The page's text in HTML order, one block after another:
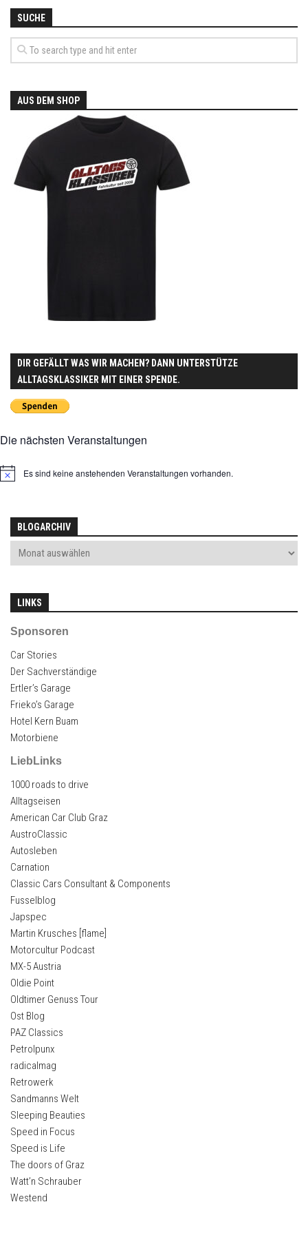
SUCHE
AUS DEM SHOP
DIR GEFÄLLT WAS WIR MACHEN? DANN UNTERSTÜTZE
ALLTAGSKLASSIKER MIT EINER SPENDE.
Die nächsten Veranstaltungen
HinweisEs sind keine anstehenden Veranstaltungen vorhanden.
BLOGARCHIV
LINKS
Sponsoren
Car Stories
Der Sachverständige
Ertler’s Garage
Frieko’s Garage
Hotel Kern Buam
Motorbiene
LiebLinks
1000 roads to drive
Alltagseisen
American Car Club Graz
AustroClassic
Autosleben
Carnation
Classic Cars Consultant & Components
Fusselblog
Japspec
Martin Krusches [flame]
Motorcultur Podcast
MX-5 Austria
Oldie Point
Oldtimer Genuss Tour
Ost Blog
PAZ Classics
Petrolpunx
radicalmag
Retrowerk
Sandmanns Welt
Sleeping Beauties
Speed in Focus
Speed is Life
The doors of Graz
Watt’n Schrauber
Westend